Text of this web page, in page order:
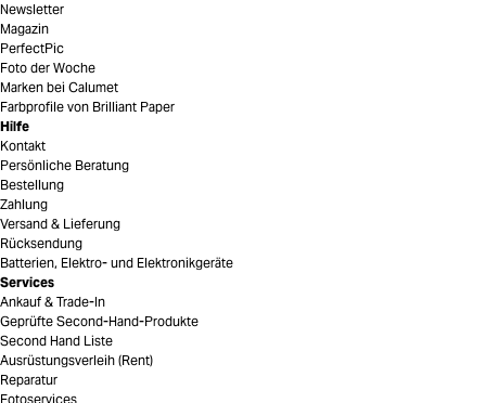
Newsletter
Magazin
PerfectPic
Foto der Woche
Marken bei Calumet
Farbprofile von Brilliant Paper
Hilfe
Kontakt
Persönliche Beratung
Bestellung
Zahlung
Versand & Lieferung
Rücksendung
Batterien, Elektro- und Elektronikgeräte
Services
Ankauf & Trade-In
Geprüfte Second-Hand-Produkte
Second Hand Liste
Ausrüstungsverleih (Rent)
Reparatur
Fotoservices